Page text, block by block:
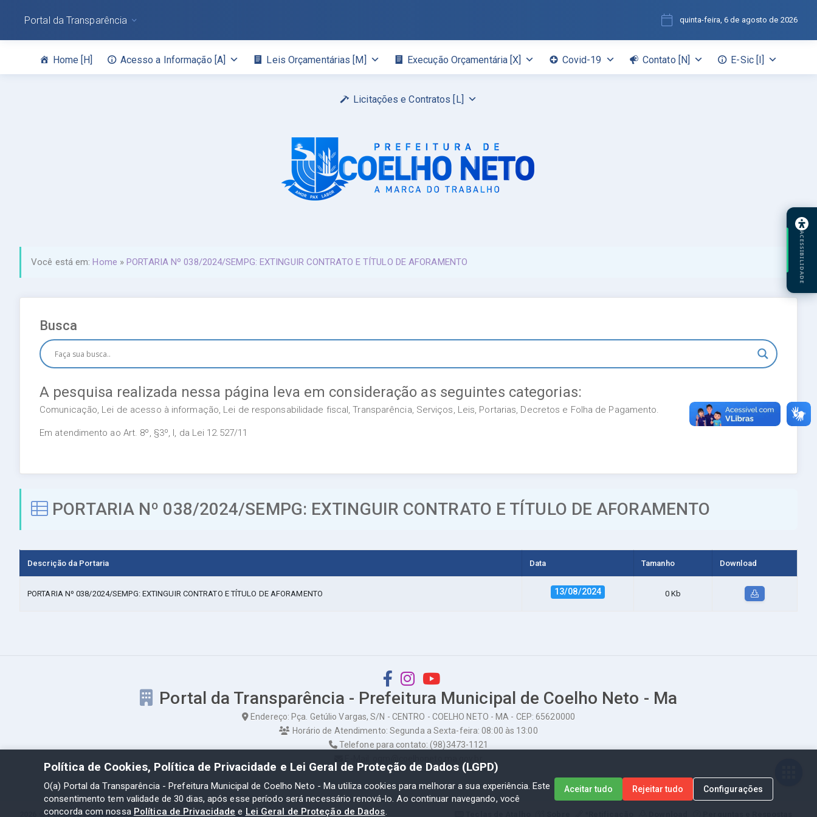
Home [H] Acesso a Informação [A] Leis Orçamentárias [M] Execução Orçamentária [X] Covid-19 Contato [N] E-Sic [I]
Licitações e Contratos [L]
Portal da Transparência quinta-feira, 6 de agosto de 2026
Você está em:Home »PORTARIA Nº 038/2024/SEMPG: EXTINGUIR CONTRATO E TÍTULO DE AFORAMENTO
Busca
A pesquisa realizada nessa página leva em consideração as seguintes categorias:
Comunicação, Lei de acesso à informação, Lei de responsabilidade fiscal, Transparência, Serviços, Leis, Portarias, Decretos e Folha de Pagamento.
Em atendimento ao Art. 8º, §3º, I, da Lei 12.527/11
PORTARIA Nº 038/2024/SEMPG: EXTINGUIR CONTRATO E TÍTULO DE AFORAMENTO
Descrição da Portaria Data Tamanho Download
PORTARIA Nº 038/2024/SEMPG: EXTINGUIR CONTRATO E TÍTULO DE AFORAMENTO 13/08/2024 0 Kb
Portal da Transparência - Prefeitura Municipal de Coelho Neto - Ma
Endereço: Pça. Getúlio Vargas, S/N - CENTRO - COELHO NETO - MA - CEP: 65620000
Horário de Atendimento: Segunda a Sexta-feira: 08:00 às 13:00
Telefone para contato: (98)3473-1121
2026 ©Portal da Transparência - Prefeitura Municipal de Coelho Neto - Ma
ACESSIBILIDADE
Política de Cookies, Política de Privacidade e Lei Geral de Proteção de Dados (LGPD)
O(a) Portal da Transparência - Prefeitura Municipal de Coelho Neto - Ma utiliza cookies para melhorar a sua experiência. Este
consentimento tem validade de 30 dias, após esse período será necessário renová-lo. Ao continuar navegando, você
concorda com nossa Política de Privacidade e Lei Geral de Proteção de Dados.
Aceitar tudo Rejeitar tudo Configurações